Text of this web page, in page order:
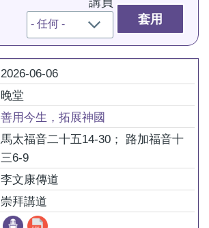
2026-06-06
晚堂
善用今生，拓展神國
馬太福音二十五14-30； 路加福音十
三6-9
李文康傳道
崇拜講道